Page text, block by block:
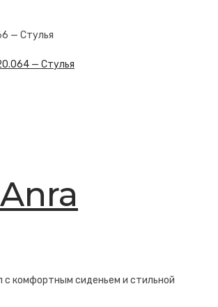
с комфортным сиденьем и стильной